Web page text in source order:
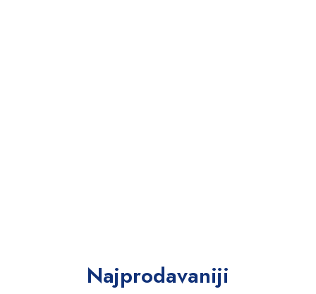
Najprodavaniji